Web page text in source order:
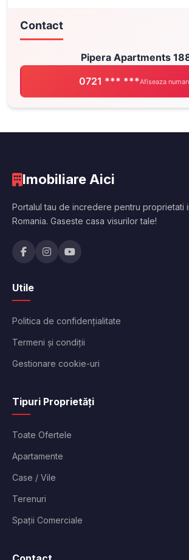
Contact
Pipera Apartments
0721 *** ***Afiseaza
Imobiliare Aici
Portalul tau de incredere pentru proprietati
Romania. Gaseste casa visurilor tale!
Utile
Politica de confidențialitate
Termeni și condiții
Gestionare cookie-uri
Tipuri Proprietăți
Toate Ofertele
Apartamente
Case / Vile
Terenuri
Spații Comerciale